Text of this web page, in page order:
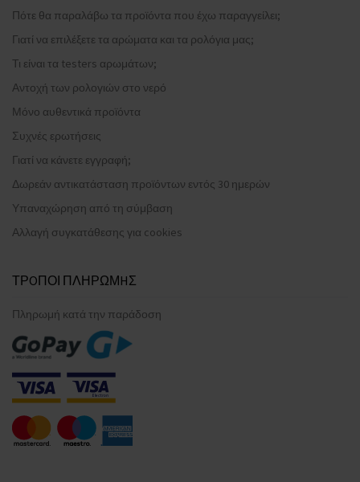
Πότε θα παραλάβω τα προϊόντα που έχω παραγγείλει;
Γιατί να επιλέξετε τα αρώματα και τα ρολόγια μας;
Τι είναι τα testers αρωμάτων;
Αντοχή των ρολογιών στο νερό
Μόνο αυθεντικά προϊόντα
Συχνές ερωτήσεις
Γιατί να κάνετε εγγραφή;
Δωρεάν αντικατάσταση προϊόντων εντός 30 ημερών
Υπαναχώρηση από τη σύμβαση
Αλλαγή συγκατάθεσης για cookies
ΤΡOΠΟΙ ΠΛΗΡΩΜHΣ
Πληρωμή κατά την παράδοση